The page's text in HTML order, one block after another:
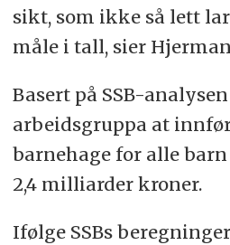
sikt, som ikke så lett
måle i tall, sier
Basert på SSB-
arbeidsgruppa at
barnehage for alle
2,4 milliarder kroner.
Ifølge SSBs